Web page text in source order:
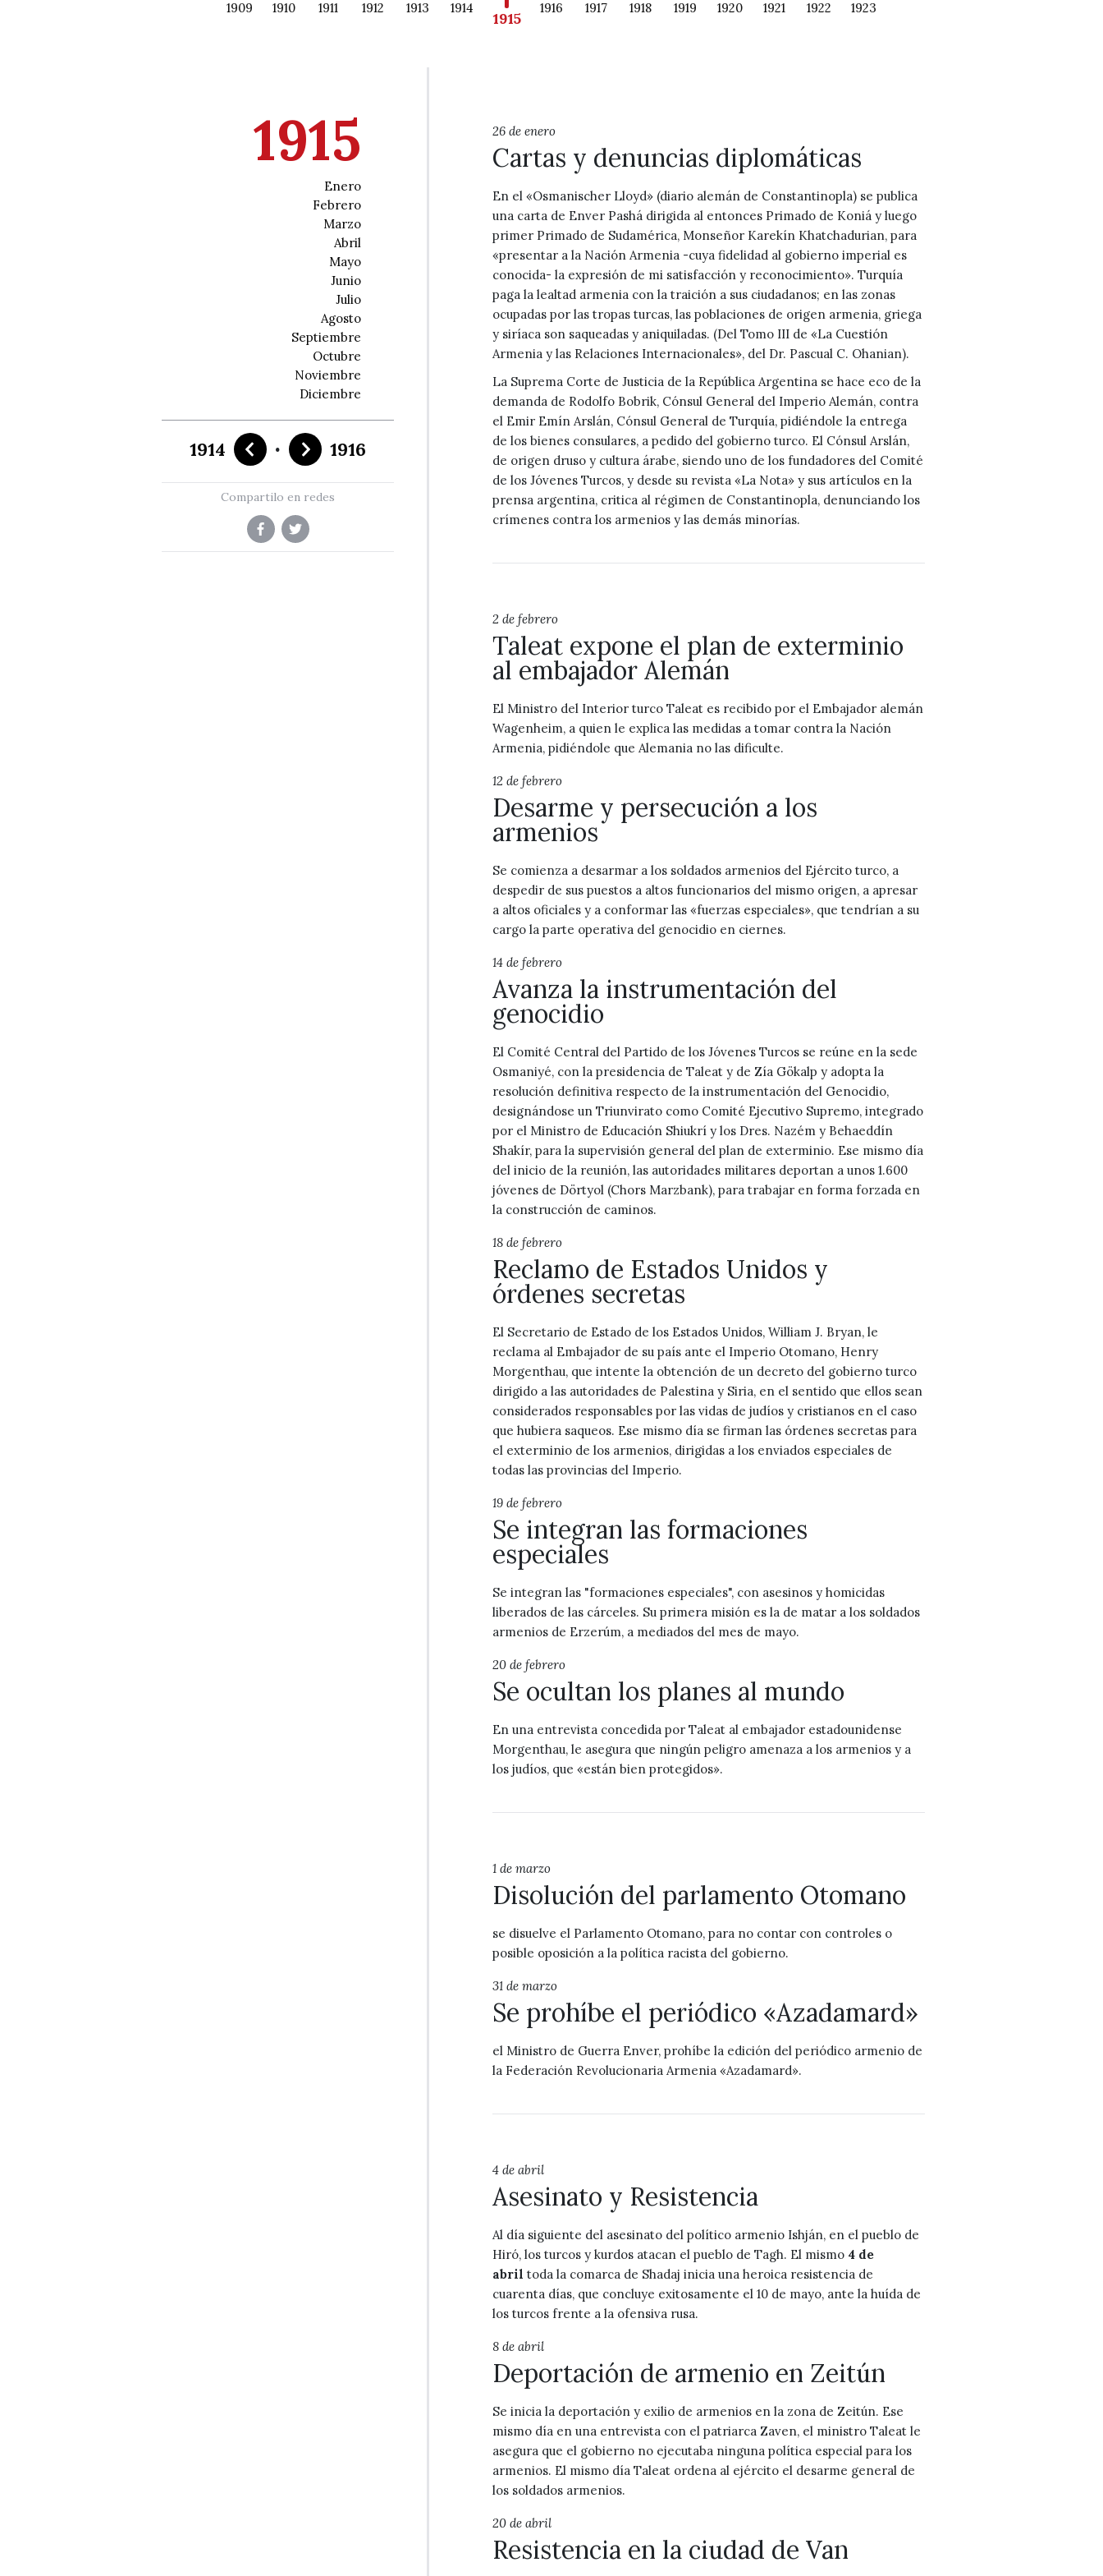
1909 1910 1911 1912 1913 1914
1915
1916 1917 1918 1919 1920 1921 1922 1923
1915
Enero
Febrero
Marzo
Abril
Mayo
Junio
Julio
Agosto
Septiembre
Octubre
Noviembre
Diciembre
1914 · 1916
Compartilo en redes
26 de enero
Cartas y denuncias diplomáticas
En el «Osmanischer Lloyd» (diario alemán de Constantinopla) se publica
una carta de Enver Pashá dirigida al entonces Primado de Koniá y luego
primer Primado de Sudamérica, Monseñor Karekín Khatchadurian, para
«presentar a la Nación Armenia -cuya fidelidad al gobierno imperial es
conocida- la expresión de mi satisfacción y reconocimiento». Turquía
paga la lealtad armenia con la traición a sus ciudadanos; en las zonas
ocupadas por las tropas turcas, las poblaciones de origen armenia, griega
y siríaca son saqueadas y aniquiladas. (Del Tomo III de «La Cuestión
Armenia y las Relaciones Internacionales», del Dr. Pascual C. Ohanian).
La Suprema Corte de Justicia de la República Argentina se hace eco de la
demanda de Rodolfo Bobrik, Cónsul General del Imperio Alemán, contra
el Emir Emín Arslán, Cónsul General de Turquía, pidiéndole la entrega
de los bienes consulares, a pedido del gobierno turco. El Cónsul Arslán,
de origen druso y cultura árabe, siendo uno de los fundadores del Comité
de los Jóvenes Turcos, y desde su revista «La Nota» y sus artículos en la
prensa argentina, critica al régimen de Constantinopla, denunciando los
crímenes contra los armenios y las demás minorías.
2 de febrero
Taleat expone el plan de exterminio
al embajador Alemán
El Ministro del Interior turco Taleat es recibido por el Embajador alemán
Wagenheim, a quien le explica las medidas a tomar contra la Nación
Armenia, pidiéndole que Alemania no las dificulte.
12 de febrero
Desarme y persecución a los
armenios
Se comienza a desarmar a los soldados armenios del Ejército turco, a
despedir de sus puestos a altos funcionarios del mismo origen, a apresar
a altos oficiales y a conformar las «fuerzas especiales», que tendrían a su
cargo la parte operativa del genocidio en ciernes.
14 de febrero
Avanza la instrumentación del
genocidio
El Comité Central del Partido de los Jóvenes Turcos se reúne en la sede
Osmaniyé, con la presidencia de Taleat y de Zía Gökalp y adopta la
resolución definitiva respecto de la instrumentación del Genocidio,
designándose un Triunvirato como Comité Ejecutivo Supremo, integrado
por el Ministro de Educación Shiukrí y los Dres. Nazém y Behaeddín
Shakír, para la supervisión general del plan de exterminio. Ese mismo día
del inicio de la reunión, las autoridades militares deportan a unos 1.600
jóvenes de Dörtyol (Chors Marzbank), para trabajar en forma forzada en
la construcción de caminos.
18 de febrero
Reclamo de Estados Unidos y
órdenes secretas
El Secretario de Estado de los Estados Unidos, William J. Bryan, le
reclama al Embajador de su país ante el Imperio Otomano, Henry
Morgenthau, que intente la obtención de un decreto del gobierno turco
dirigido a las autoridades de Palestina y Siria, en el sentido que ellos sean
considerados responsables por las vidas de judíos y cristianos en el caso
que hubiera saqueos. Ese mismo día se firman las órdenes secretas para
el exterminio de los armenios, dirigidas a los enviados especiales de
todas las provincias del Imperio.
19 de febrero
Se integran las formaciones
especiales
Se integran las "formaciones especiales", con asesinos y homicidas
liberados de las cárceles. Su primera misión es la de matar a los soldados
armenios de Erzerúm, a mediados del mes de mayo.
20 de febrero
Se ocultan los planes al mundo
En una entrevista concedida por Taleat al embajador estadounidense
Morgenthau, le asegura que ningún peligro amenaza a los armenios y a
los judíos, que «están bien protegidos».
1 de marzo
Disolución del parlamento Otomano
se disuelve el Parlamento Otomano, para no contar con controles o
posible oposición a la política racista del gobierno.
31 de marzo
Se prohíbe el periódico «Azadamard»
el Ministro de Guerra Enver, prohíbe la edición del periódico armenio de
la Federación Revolucionaria Armenia «Azadamard».
4 de abril
Asesinato y Resistencia
Al día siguiente del asesinato del político armenio Ishján, en el pueblo de
Hiró, los turcos y kurdos atacan el pueblo de Tagh. El mismo 4 de
abril toda la comarca de Shadaj inicia una heroica resistencia de
cuarenta días, que concluye exitosamente el 10 de mayo, ante la huída de
los turcos frente a la ofensiva rusa.
8 de abril
Deportación de armenio en Zeitún
Se inicia la deportación y exilio de armenios en la zona de Zeitún. Ese
mismo día en una entrevista con el patriarca Zaven, el ministro Taleat le
asegura que el gobierno no ejecutaba ninguna política especial para los
armenios. El mismo día Taleat ordena al ejército el desarme general de
los soldados armenios.
20 de abril
Resistencia en la ciudad de Van